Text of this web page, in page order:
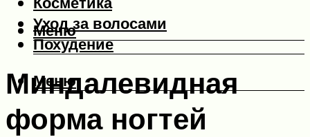
Уход за волосами
Похудение
Меню
Меню
Миндалевидная
форма ногтей